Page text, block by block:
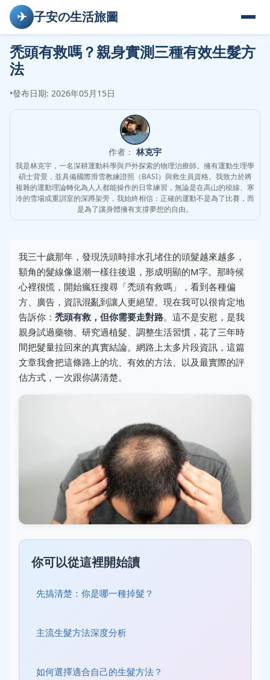
✈ 子安の生活旅圖
禿頭有救嗎？親身實測三種有效生髮方
法
•發布日期: 2026年05月15日
作者： 林克宇
我是林克宇，一名深耕運動科學與戶外探索的物理治療師。擁有運動生理學
碩士背景，並具備國際滑雪教練證照（BASI）與救生員資格。我致力於將
複雜的運動理論轉化為人人都能操作的日常練習，無論是在高山的稜線、寒
冷的雪場或重訓室的深蹲架旁，我始終相信：正確的運動不是為了比賽，而
是為了讓身體擁有支撐夢想的自由。
我三十歲那年，發現洗頭時排水孔堵住的頭髮越來越多，
額角的髮線像退潮一樣往後退，形成明顯的M字。那時候
心裡很慌，開始瘋狂搜尋「禿頭有救嗎」，看到各種偏
方、廣告，資訊混亂到讓人更絕望。現在我可以很肯定地
告訴你： 禿頭有救，但你需要走對路。這不是安慰，是我
親身試過藥物、研究過植髮、調整生活習慣，花了三年時
間把髮量拉回來的真實結論。網路上太多片段資訊，這篇
文章我會把這條路上的坑、有效的方法、以及最實際的評
估方式，一次跟你講清楚。
你可以從這裡開始讀
先搞清楚：你是哪一種掉髮？
主流生髮方法深度分析
如何選擇適合自己的生髮方法？